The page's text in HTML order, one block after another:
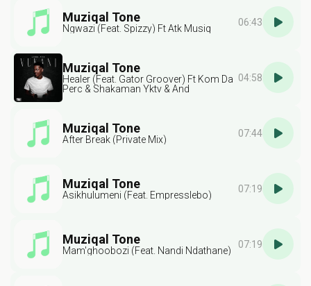
Muziqal Tone
Ngwazi (Feat. Spizzy) Ft Atk Musiq
06:43
Muziqal Tone
Healer (Feat. Gator Groover) Ft Kom Da
Perc & Shakaman Yktv & And
04:58
Muziqal Tone
After Break (Private Mix)
07:44
Muziqal Tone
Asikhulumeni (Feat. Empresslebo)
07:19
Muziqal Tone
Mam'ghoobozi (Feat. Nandi Ndathane)
07:19